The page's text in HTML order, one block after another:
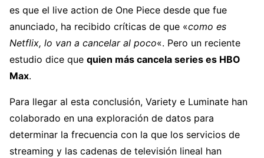
es que el live action de One Piece desde que fue
anunciado, ha recibido críticas de que «como es
Netflix, lo van a cancelar al poco«. Pero un reciente
estudio dice que quien más cancela series es HBO
Max.
Para llegar al esta conclusión, Variety e Luminate han
colaborado en una exploración de datos para
determinar la frecuencia con la que los servicios de
streaming y las cadenas de televisión lineal han